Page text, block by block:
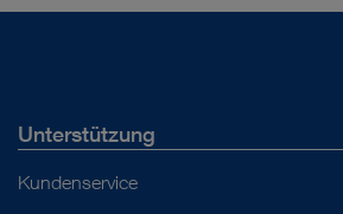
Unterstützung
Kundenservice